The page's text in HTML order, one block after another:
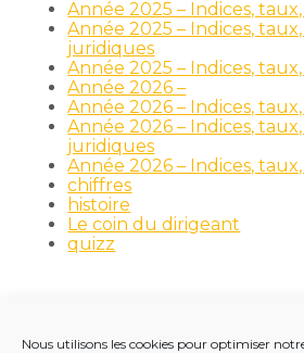
Nous utilisons les cookies pour optimiser
Année 2025 – Indices,
Année 2025 – Indices,
juridiques
Année 2025 – Indices,
Année 2026 –
Année 2026 – Indices,
Année 2026 – Indices,
juridiques
Année 2026 – Indices,
chiffres
histoire
Le coin du dirigeant
quizz